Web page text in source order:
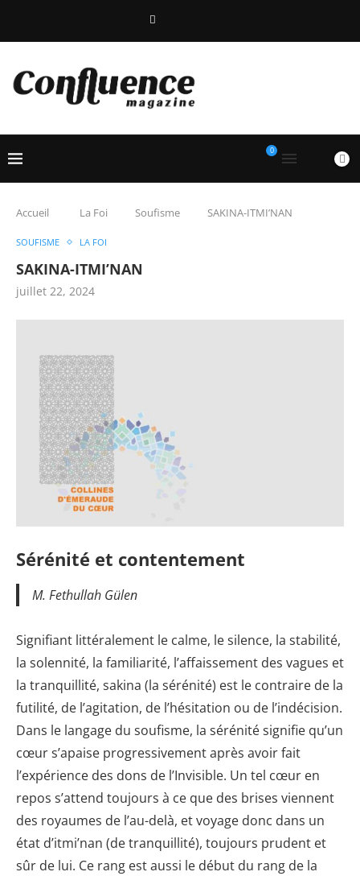
0
Accueil La Foi Soufisme SAKINA-ITMI’NAN
SOUFISME LA FOI
SAKINA-ITMI’NAN
juillet 22, 2024
Sérénité et contentement
M. Fethullah Gülen
Signifiant littéralement le calme, le silence, la stabilité,
la solennité, la familiarité, l’affaissement des vagues et
la tranquillité, sakina (la sérénité) est le contraire de la
futilité, de l’agitation, de l’hésitation ou de l’indécision.
Dans le langage du soufisme, la sérénité signifie qu’un
cœur s’apaise progressivement après avoir fait
l’expérience des dons de l’Invisible. Un tel cœur en
repos s’attend toujours à ce que des brises viennent
des royaumes de l’au-delà, et voyage donc dans un
état d’itmi’nan (de tranquillité), toujours prudent et
sûr de lui. Ce rang est aussi le début du rang de la